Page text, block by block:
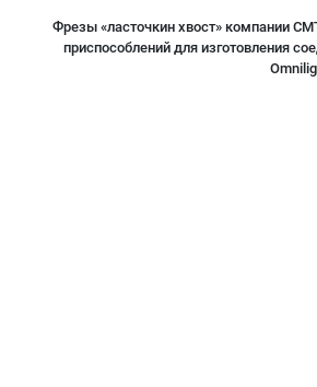
Фрезы «ласточкин хвост» компании
приспособлений для изготовления